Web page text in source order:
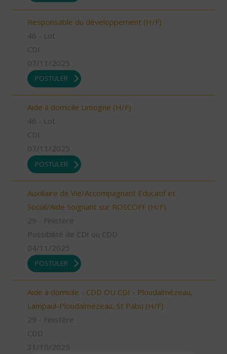
Responsable du développement (H/F)
46 - Lot
CDI
07/11/2025
POSTULER
Aide à domicile Limogne (H/F)
46 - Lot
CDI
07/11/2025
POSTULER
Auxiliaire de Vie/Accompagnant Educatif et
Social/Aide Soignant sur ROSCOFF (H/F)
29 - Finistère
Possibilité de CDI ou CDD
04/11/2025
POSTULER
Aide à domicile - CDD OU CDI - Ploudalmézeau,
Lampaul-Ploudalmézeau, St Pabu (H/F)
29 - Finistère
CDD
31/10/2025